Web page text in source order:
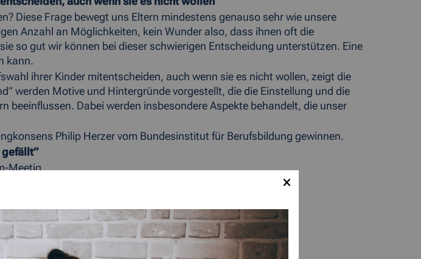
Diese Frage bewegt uns Eltern mindestens genauso sehr wie unsere
Anzahl an Möglichkeiten, kein Wunder also, dass ihnen oft die
so gut wir können bei dieser schwierigen Entscheidung unterstützen. Eine
kann.
ihrer Kinder mitentscheiden, auch wenn sie es nicht wollen, zeigt die
werden Motive und Hintergründe vorgestellt, die die Einstellung und die
beeinflussen. Dabei werden insbesondere Aspekte behandelt, die unser
Philip Herzer vom Bundesinstitut für Berufsbildung gewinnen.
gefällt”
Meetig